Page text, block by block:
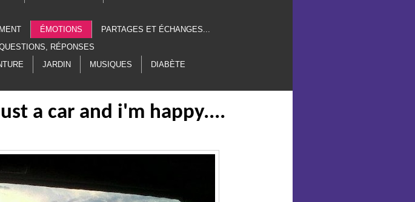
ÉMOTIONS
PARTAGES ET ÉCHANGES...
RÉPONSES
JARDIN MUSIQUES
DIABÈTE
a car and i'm happy....